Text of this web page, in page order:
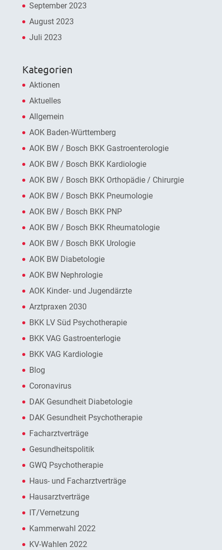
September 2023
August 2023
Juli 2023
Kategorien
Aktionen
Aktuelles
Allgemein
AOK Baden-Württemberg
AOK BW / Bosch BKK Gastroenterologie
AOK BW / Bosch BKK Kardiologie
AOK BW / Bosch BKK Orthopädie / Chirurgie
AOK BW / Bosch BKK Pneumologie
AOK BW / Bosch BKK PNP
AOK BW / Bosch BKK Rheumatologie
AOK BW / Bosch BKK Urologie
AOK BW Diabetologie
AOK BW Nephrologie
AOK Kinder- und Jugendärzte
Arztpraxen 2030
BKK LV Süd Psychotherapie
BKK VAG Gastroenterlogie
BKK VAG Kardiologie
Blog
Coronavirus
DAK Gesundheit Diabetologie
DAK Gesundheit Psychotherapie
Facharztverträge
Gesundheitspolitik
GWQ Psychotherapie
Haus- und Facharztverträge
Hausarztverträge
IT/Vernetzung
Kammerwahl 2022
KV-Wahlen 2022